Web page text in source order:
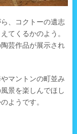
、コクトーの遺志
てくるかのよう。
芸作品が展示され
マントンの町並み
景を楽しんでほし
ようです。